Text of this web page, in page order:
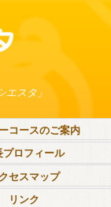
スタ」
コースのご案内
プロフィール
セスマップ
リンク